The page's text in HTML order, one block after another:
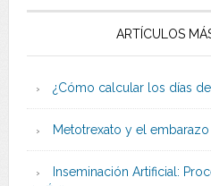
ARTÍCULOS
¿Cómo calcular los días
Metotrexato y el
Inseminación Artificial: